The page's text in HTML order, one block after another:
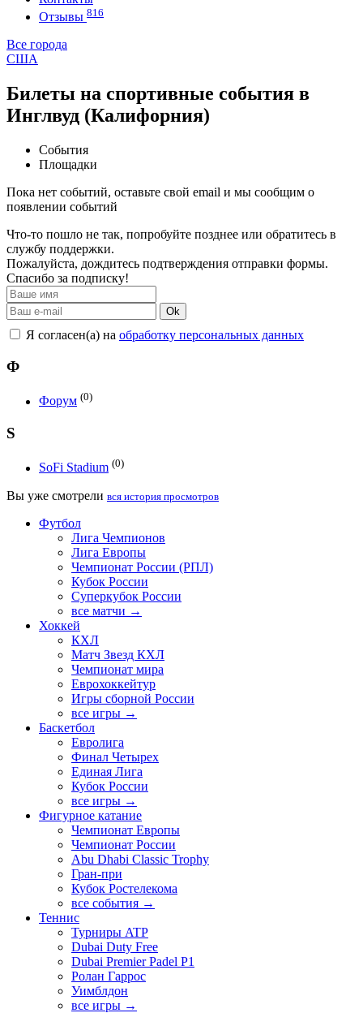
Отзывы 816
Все города
США
Билеты на спортивные события в
Инглвуд (Калифорния)
События
Площадки
Пока нет событий, оставьте свой email и мы сообщим о
появлении событий
Что-то пошло не так, попробуйте позднее или обратитесь в
службу поддержки.
Пожалуйста, дождитесь подтверждения отправки формы.
Спасибо за подписку!
Ok
Я согласен(а) на обработку персональных данных
Ф
Форум (0)
S
SoFi Stadium (0)
Вы уже смотрели вся история просмотров
Футбол
Лига Чемпионов
Лига Европы
Чемпионат России (РПЛ)
Кубок России
Суперкубок России
все матчи →
Хоккей
КХЛ
Матч Звезд КХЛ
Чемпионат мира
Еврохоккейтур
Игры сборной России
все игры →
Баскетбол
Евролига
Финал Четырех
Единая Лига
Кубок России
все игры →
Фигурное катание
Чемпионат Европы
Чемпионат России
Abu Dhabi Classic Trophy
Гран-при
Кубок Ростелекома
все события →
Теннис
Турниры ATP
Dubai Duty Free
Dubai Premier Padel P1
Ролан Гаррос
Уимблдон
все игры →